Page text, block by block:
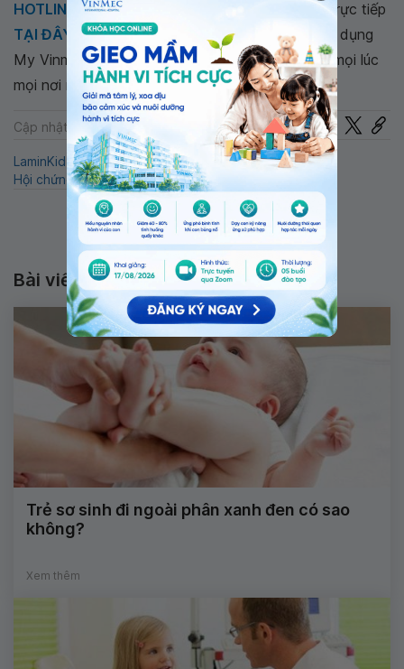
HOTLINE , đặt mua GÓI DỊCH VỤhoặc đặt lịch trực tiếp
TẠI ĐÂY
. Tải và đặt lịch khám tự động trên ứng dụng
My Vinmec để quản lý, theo dõi lịch và đặt hẹn mọi lúc
mọi nơi ngay trên ứng dụng.
Cập nhật: 22-07-2024 Chia sẻ
LaminKid Trẻ quấy khóc QnA Hô hấp
Nhi
Hội chứng ngưng thở khi ngủ
Bài viết liên quan
Trẻ sơ sinh đi ngoài phân xanh đen có sao
không?
Xem thêm